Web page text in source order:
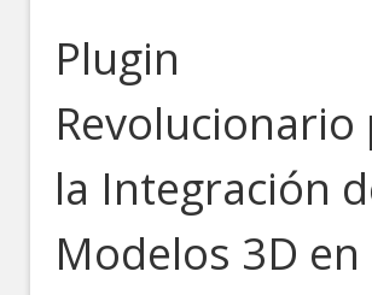
Plugin
Revolucionario
la Integración
Modelos 3D en